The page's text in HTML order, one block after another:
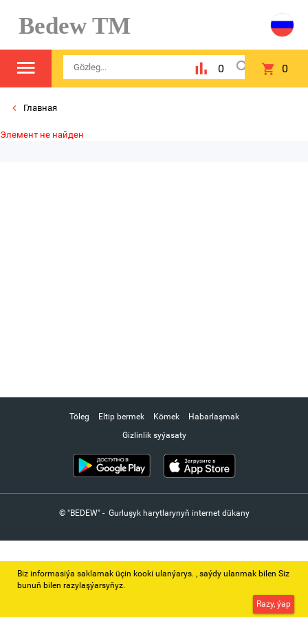
Bedew TM
0 0
Главная
Элемент не найден
Töleg Eltip bermek Kömek
Habarlaşmak
Gizlinlik syýasaty
© "BEDEW" - Gurluşyk harytlarynyň internet dükany
Biz informasiýa saklamak üçin kooki ulanýarys. ‚ saýdy ulanmak bilen Siz
bunuň bilen razylaşýarsyňyz.
Razy, ýap